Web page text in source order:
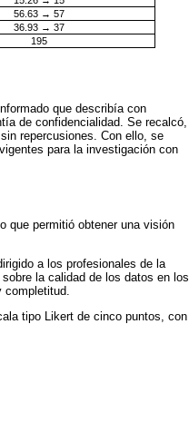
56.63 → 57
36.93 → 37
195
que describía con
de confidencialidad. Se recalcó,
repercusiones. Con ello, se
para la investigación con
que permitió obtener una visión
a los profesionales de la
la calidad de los datos en los
tipo Likert de cinco puntos, con